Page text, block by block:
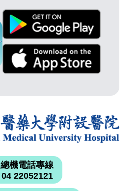
總機電話專線
04 22052121